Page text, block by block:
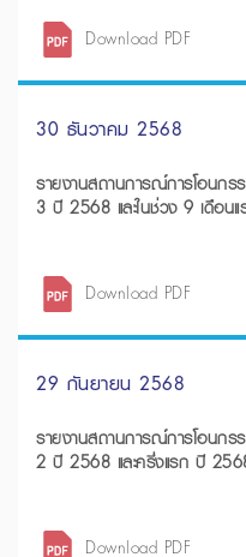
Download PDF
30 ธันวาคม 2568
รายงานสถานการณ์การโอนก
3 ปี 2568 และในช่วง 9 เดือน
Download PDF
29 กันยายน 2568
รายงานสถานการณ์การโอนก
2 ปี 2568 และครึ่งแรก ปี
Download PDF